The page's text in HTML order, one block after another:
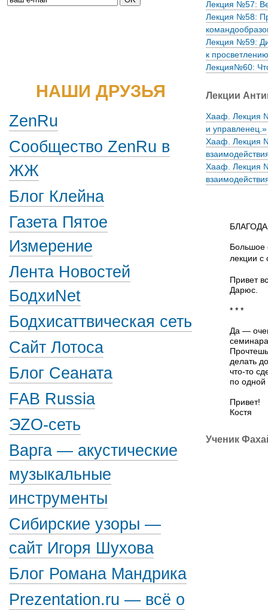
НАШИ ДРУЗЬЯ
ZenRu
Сообщество ZenRu в
ЖЖ
Блог Клейна
Газета Пятое
Измерение
Лента Новостей
БодхиNet
Бодхисаттвическая сеть
Сайт Лотоса
Блог Сеаната
FAB Russia
ЭZО-сеть
Варга — акустические
музыкальные
инструменты
Сибирские узоры —
сайт Игоря Шухова
Блог Романа Мандрика
Prezentation.ru — всё о
Лекция №57:
Лекция №58:
Лекция №59:
к
Лекция№60:
Лекции
Хааф. Лекция
и управленец.»
Хааф. Лекция
Хааф. Лекция
Большое
лекции с
Привет
Дарюс.
* * *
Да —
делать
что-то
по одной
Привет!
Костя
Ученик